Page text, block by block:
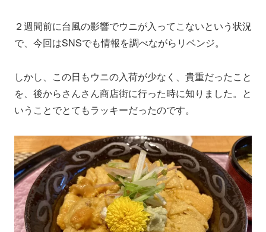
２週間前に台風の影響でウニが入ってこないという状況
で、今回はSNSでも情報を調べながらリベンジ。
しかし、この日もウニの入荷が少なく、貴重だったこと
を、後からさんさん商店街に行った時に知りました。と
いうことでとてもラッキーだったのです。